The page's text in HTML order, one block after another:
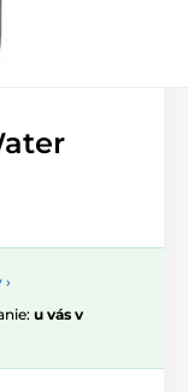
u vás v